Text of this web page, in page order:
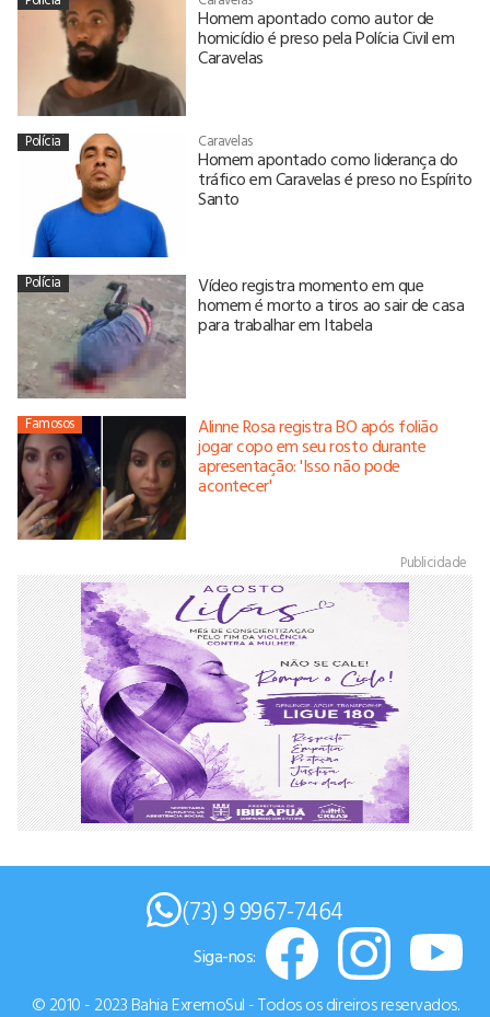
Homem apontado como autor de
homicídio é preso pela Polícia Civil em
Caravelas
Polícia Caravelas
Homem apontado como liderança do
tráfico em Caravelas é preso no Espírito
Santo
Polícia Vídeo registra momento em que
homem é morto a tiros ao sair de casa
para trabalhar em Itabela
Famosos Alinne Rosa registra BO após folião
jogar copo em seu rosto durante
apresentação: 'Isso não pode
acontecer'
Publicidade
(73) 9 9967-7464
© 2010 - 2023 Bahia ExremoSul - Todos os direiros reservados.
Siga-nos: